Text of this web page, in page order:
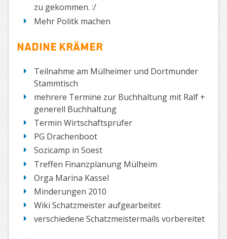
zu gekommen. :/
Mehr Politk machen
Nadine Krämer
Teilnahme am Mülheimer und Dortmunder
Stammtisch
mehrere Termine zur Buchhaltung mit Ralf +
generell Buchhaltung
Termin Wirtschaftsprüfer
PG Drachenboot
Sozicamp in Soest
Treffen Finanzplanung Mülheim
Orga Marina Kassel
Minderungen 2010
Wiki Schatzmeister aufgearbeitet
verschiedene Schatzmeistermails vorbereitet